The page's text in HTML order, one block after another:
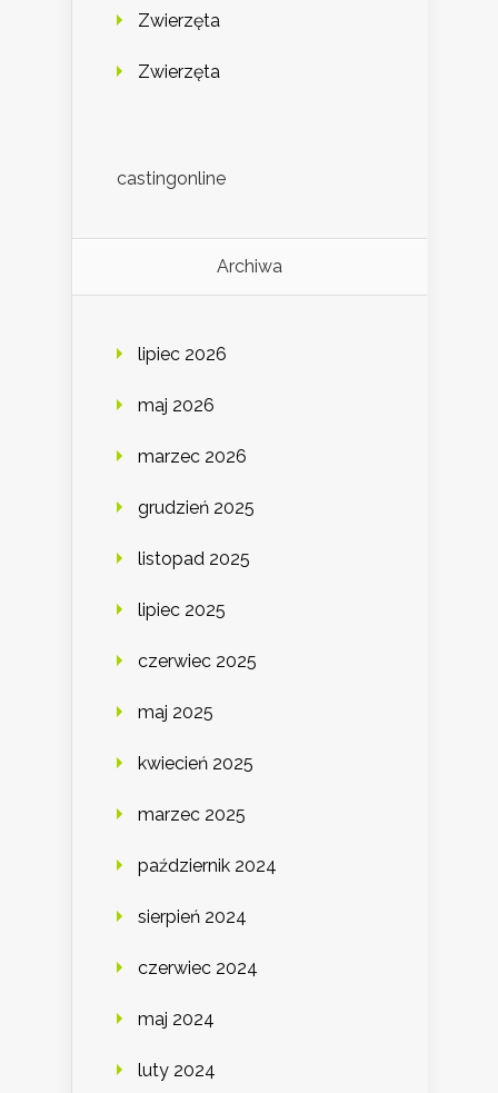
Zwierzęta
Zwierzęta
castingonline
Archiwa
lipiec 2026
maj 2026
marzec 2026
grudzień 2025
listopad 2025
lipiec 2025
czerwiec 2025
maj 2025
kwiecień 2025
marzec 2025
październik 2024
sierpień 2024
czerwiec 2024
maj 2024
luty 2024